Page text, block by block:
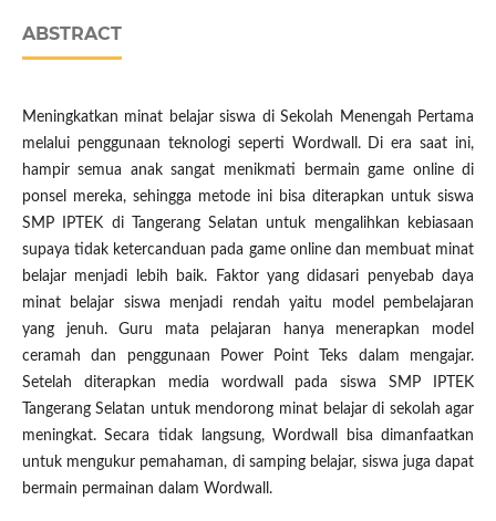
ABSTRACT
Meningkatkan minat belajar siswa di Sekolah Menengah Pertama
melalui penggunaan teknologi seperti Wordwall. Di era saat ini,
hampir semua anak sangat menikmati bermain game online di
ponsel mereka, sehingga metode ini bisa diterapkan untuk siswa
SMP IPTEK di Tangerang Selatan untuk mengalihkan kebiasaan
supaya tidak ketercanduan pada game online dan membuat minat
belajar menjadi lebih baik. Faktor yang didasari penyebab daya
minat belajar siswa menjadi rendah yaitu model pembelajaran
yang jenuh. Guru mata pelajaran hanya menerapkan model
ceramah dan penggunaan Power Point Teks dalam mengajar.
Setelah diterapkan media wordwall pada siswa SMP IPTEK
Tangerang Selatan untuk mendorong minat belajar di sekolah agar
meningkat. Secara tidak langsung, Wordwall bisa dimanfaatkan
untuk mengukur pemahaman, di samping belajar, siswa juga dapat
bermain permainan dalam Wordwall.